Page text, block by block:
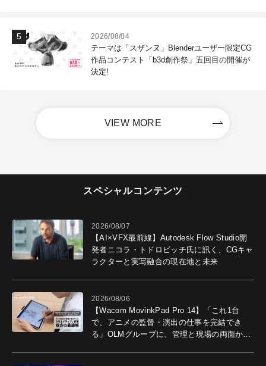
2026/08/04
テーマは「スザンヌ」Blenderユーザー限定CG
作品コンテスト「b3d創作祭」五回目の開催が
決定!
VIEW MORE
スペシャルコンテンツ
2026/08/07
【AI×VFX最前線】Autodesk Flow Studio開
発者ニコラ・トドロビッチ氏に訊く、CGキャ
ラクターと実写融合の現在地と未来
2026/08/06
【Wacom MovinkPad Pro 14】「これ1台
で、アニメの監督・演出の仕事を完結でき
る」OLMグループに、管理と現場の両面から